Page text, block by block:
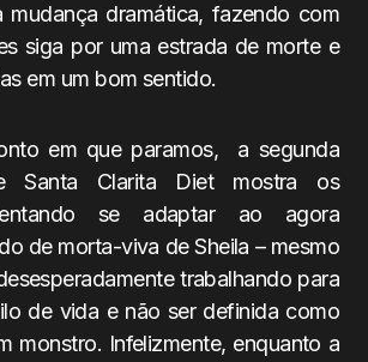
mudança dramática, fazendo com
siga por uma estrada de morte e
em um bom sentido.
em que paramos, a segunda
Santa Clarita Diet mostra os
se adaptar ao agora
de morta-viva de Sheila – mesmo
trabalhando para
de vida e não ser definida como
monstro. Infelizmente, enquanto a